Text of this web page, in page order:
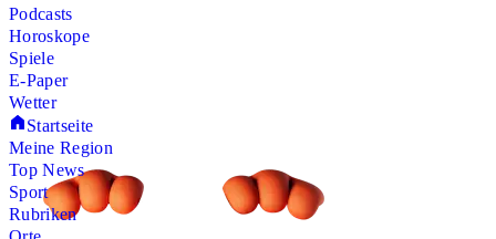
Podcasts
Horoskope
Spiele
E-Paper
Wetter
Startseite
Meine Region
Top News
Sport
Rubriken